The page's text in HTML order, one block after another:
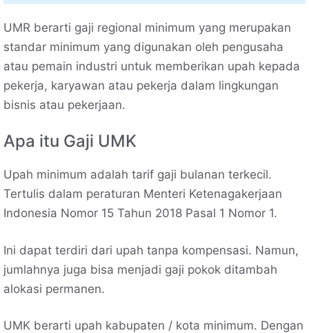
UMR berarti gaji regional minimum yang merupakan
standar minimum yang digunakan oleh pengusaha
atau pemain industri untuk memberikan upah kepada
pekerja, karyawan atau pekerja dalam lingkungan
bisnis atau pekerjaan.
Apa itu Gaji UMK
Upah minimum adalah tarif gaji bulanan terkecil.
Tertulis dalam peraturan Menteri Ketenagakerjaan
Indonesia Nomor 15 Tahun 2018 Pasal 1 Nomor 1.
Ini dapat terdiri dari upah tanpa kompensasi. Namun,
jumlahnya juga bisa menjadi gaji pokok ditambah
alokasi permanen.
UMK berarti upah kabupaten / kota minimum. Dengan